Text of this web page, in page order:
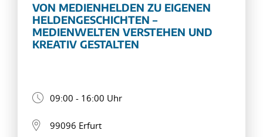
VON MEDIENHELDEN ZU EIGENEN
HELDENGESCHICHTEN –
MEDIENWELTEN VERSTEHEN UND
KREATIV GESTALTEN
09:00 - 16:00 Uhr
99096 Erfurt